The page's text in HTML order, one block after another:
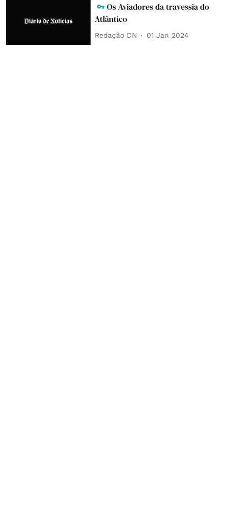
Os Aviadores da travessia do
Atlântico
Redação DN 01 Jan 2024